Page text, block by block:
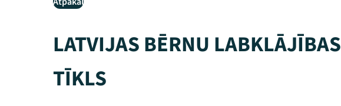
LATVIJAS BĒRNU LABKLĀJĪBAS
TĪKLS